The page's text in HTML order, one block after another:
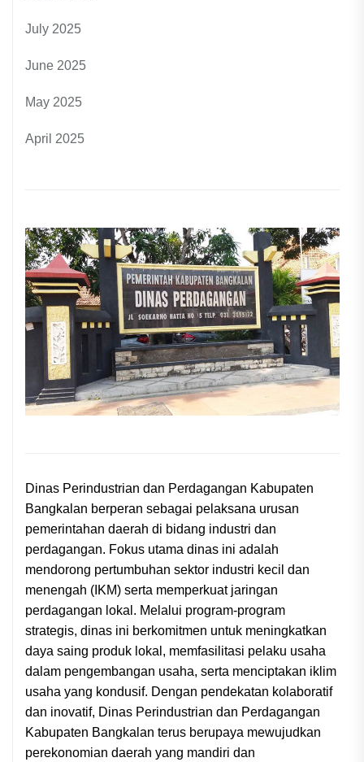
July 2025
June 2025
May 2025
April 2025
Dinas Perindustrian dan Perdagangan Kabupaten
Bangkalan berperan sebagai pelaksana urusan
pemerintahan daerah di bidang industri dan
perdagangan. Fokus utama dinas ini adalah
mendorong pertumbuhan sektor industri kecil dan
menengah (IKM) serta memperkuat jaringan
perdagangan lokal. Melalui program-program
strategis, dinas ini berkomitmen untuk meningkatkan
daya saing produk lokal, memfasilitasi pelaku usaha
dalam pengembangan usaha, serta menciptakan iklim
usaha yang kondusif. Dengan pendekatan kolaboratif
dan inovatif, Dinas Perindustrian dan Perdagangan
Kabupaten Bangkalan terus berupaya mewujudkan
perekonomian daerah yang mandiri dan